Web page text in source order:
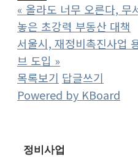
« 올라도 너무 오른다,
놓은 초강력 부동산 대책
서울시, 재정비촉진사업
브 도입 »
목록보기 답글쓰기
Powered by KBoard
정비사업